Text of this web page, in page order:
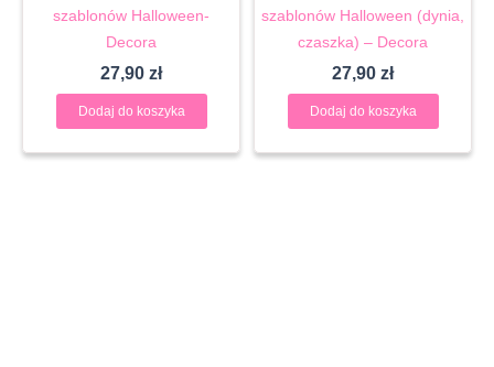
szablonów Halloween-
Decora
27,90 zł
Dodaj do koszyka
szablonów Halloween (dynia,
czaszka) – Decora
27,90 zł
Dodaj do koszyka